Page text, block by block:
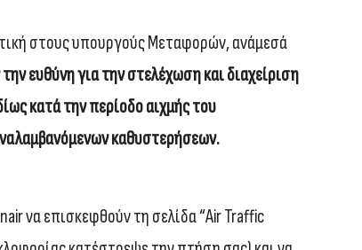
στους υπουργούς Μεταφορών, ανάμεσά
ευθύνη για την στελέχωση και διαχείριση
κατά την περίοδο αιχμής του
καθυστερήσεων.
να επισκεφθούν τη σελίδα “Air Traffic